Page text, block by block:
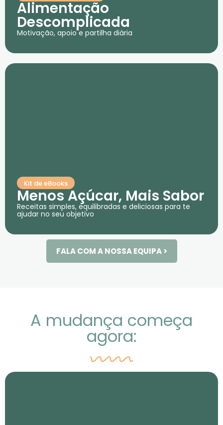
Alimentação
Descomplicada
Motivação, apoio e partilha diária
Kit de eBooks
Menos Açúcar, Mais Sabor
Receitas simples, equilibradas e deliciosas para te
ajudar no seu objetivo
FALA COM A NOSSA EQUIPA >
A mudança começa
agora: